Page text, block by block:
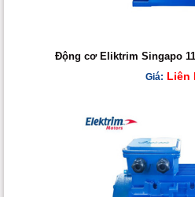
Động cơ Eliktrim Singapo
Giá: Liên